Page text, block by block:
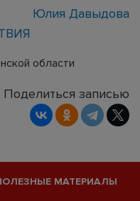
Юлия Давыдова
области
Поделиться записью
МАТЕРИАЛЫ